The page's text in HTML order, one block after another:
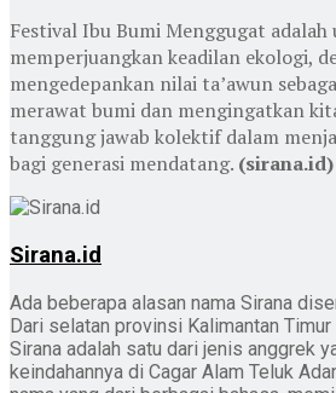
Festival Ibu Bumi Menggugat
memperjuangkan keadilan ekologi,
mengedepankan nilai ta’awun
merawat bumi dan mengingatkan
tanggung jawab kolektif dalam
bagi generasi mendatang. (sirana.id)
Sirana.id
Ada beberapa alasan nama Sirana
Dari selatan provinsi Kalimantan
Sirana adalah satu dari jenis anggrek
keindahannya di Cagar Alam Teluk